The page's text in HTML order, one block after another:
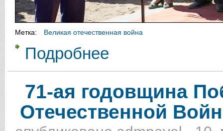
Метка: Великая отечественная война
Подробнее
71-ая годовщина
Отечественной